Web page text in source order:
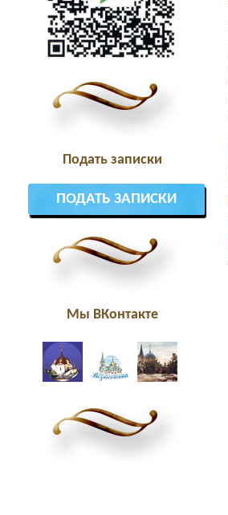
Подать записки
ПОДАТЬ ЗАПИСКИ
Мы ВКонтакте